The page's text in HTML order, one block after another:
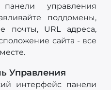
управления
поддомены,
почты, URL адреса,
сайта - все
Управления
интерфейс панели